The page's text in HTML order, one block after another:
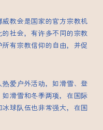
教会是国家的官方宗教机
社会，有许多不同的宗教
有宗教信仰的自由，并促
爱户外活动，如滑雪、登
滑雪和冬季两项，在国际
球队伍也非常强大，在国